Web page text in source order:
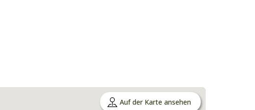
Auf der Karte ansehen